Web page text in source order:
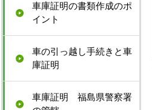
車庫証明の書類作成のポ
イント
車の引っ越し手続きと車
庫証明
車庫証明 福島県警察署